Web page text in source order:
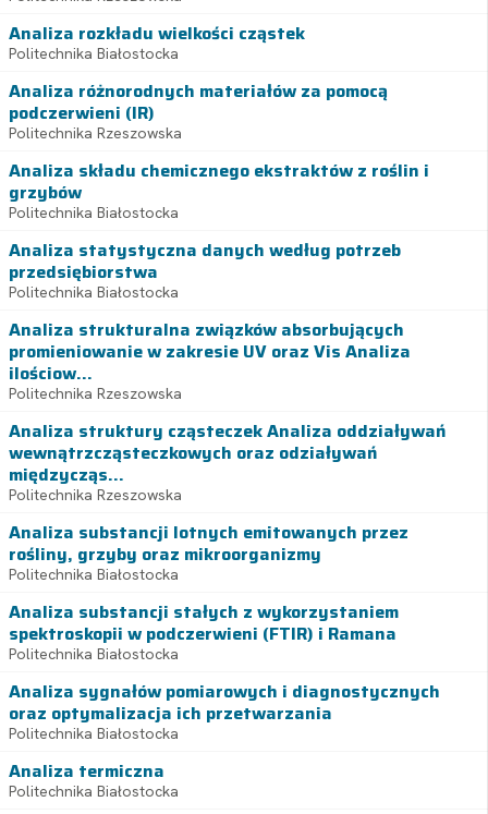
Analiza rozkładu wielkości cząstek
Politechnika Białostocka
Analiza różnorodnych materiałów za pomocą
podczerwieni (IR)
Politechnika Rzeszowska
Analiza składu chemicznego ekstraktów z roślin i
grzybów
Politechnika Białostocka
Analiza statystyczna danych według potrzeb
przedsiębiorstwa
Politechnika Białostocka
Analiza strukturalna związków absorbujących
promieniowanie w zakresie UV oraz Vis Analiza
ilościow...
Politechnika Rzeszowska
Analiza struktury cząsteczek Analiza oddziaływań
wewnątrzcząsteczkowych oraz odziaływań
międzycząs...
Politechnika Rzeszowska
Analiza substancji lotnych emitowanych przez
rośliny, grzyby oraz mikroorganizmy
Politechnika Białostocka
Analiza substancji stałych z wykorzystaniem
spektroskopii w podczerwieni (FTIR) i Ramana
Politechnika Białostocka
Analiza sygnałów pomiarowych i diagnostycznych
oraz optymalizacja ich przetwarzania
Politechnika Białostocka
Analiza termiczna
Politechnika Białostocka